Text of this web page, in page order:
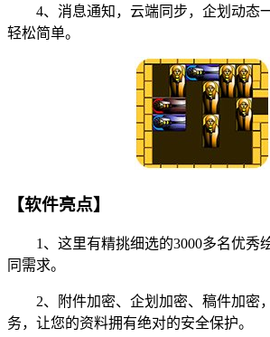
4、消息通知，云端同步，企划动态
轻松简单。
【软件亮点】
1、这里有精挑细选的3000多名优秀
同需求。
2、附件加密、企划加密、稿件加密
务，让您的资料拥有绝对的安全保护。